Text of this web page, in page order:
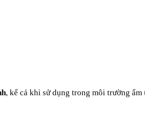
, kể cả khi sử dụng trong môi trường ẩm